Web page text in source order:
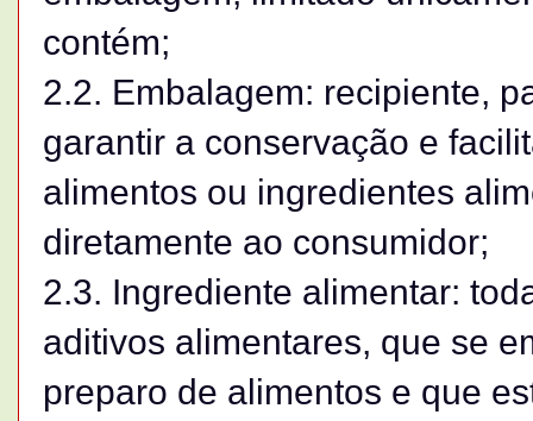
contém;
2.2. Embalagem: recipiente,
garantir a conservação e
alimentos ou ingredientes
diretamente ao consumidor;
2.3. Ingrediente alimentar:
aditivos alimentares, que se
preparo de alimentos e que